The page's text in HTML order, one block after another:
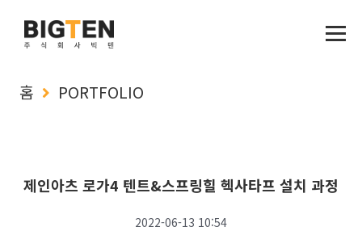
홈 PORTFOLIO
제인아츠 로가4 텐트&스프링힐 헥사타프 설치 과정
2022-06-13 10:54